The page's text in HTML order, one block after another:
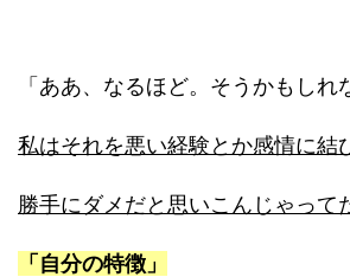
「ああ、なるほど。そうかもしれ
私はそれを悪い経験とか感情に結
勝手にダメだと思いこんじゃって
「自分の特徴」